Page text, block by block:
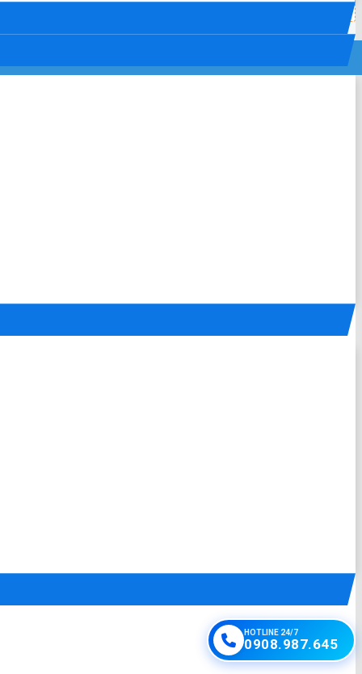
HOTLINE 24/7
0908.987.645